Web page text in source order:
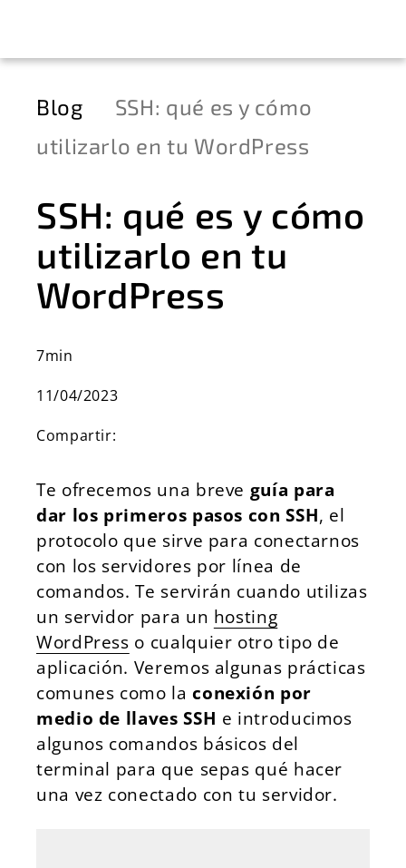
Blog
SSH: qué es y cómo
utilizarlo en tu WordPress
SSH: qué es y cómo
utilizarlo en tu
WordPress
7min
11/04/2023
Compartir:
Te ofrecemos una breve guía para
dar los primeros pasos con SSH, el
protocolo que sirve para conectarnos
con los servidores por línea de
comandos. Te servirán cuando utilizas
un servidor para un hosting
WordPress o cualquier otro tipo de
aplicación. Veremos algunas prácticas
comunes como laconexión por
medio de llaves SSH e introducimos
algunos comandos básicos del
terminal para que sepas qué hacer
una vez conectado con tu servidor.